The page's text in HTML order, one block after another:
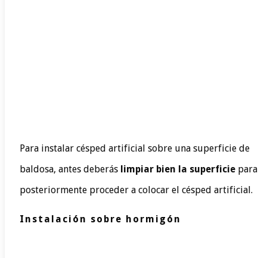
Para instalar césped artificial sobre una superficie de
baldosa, antes deberás limpiar bien la superficie para
posteriormente proceder a colocar el césped artificial.
Instalación sobre hormigón